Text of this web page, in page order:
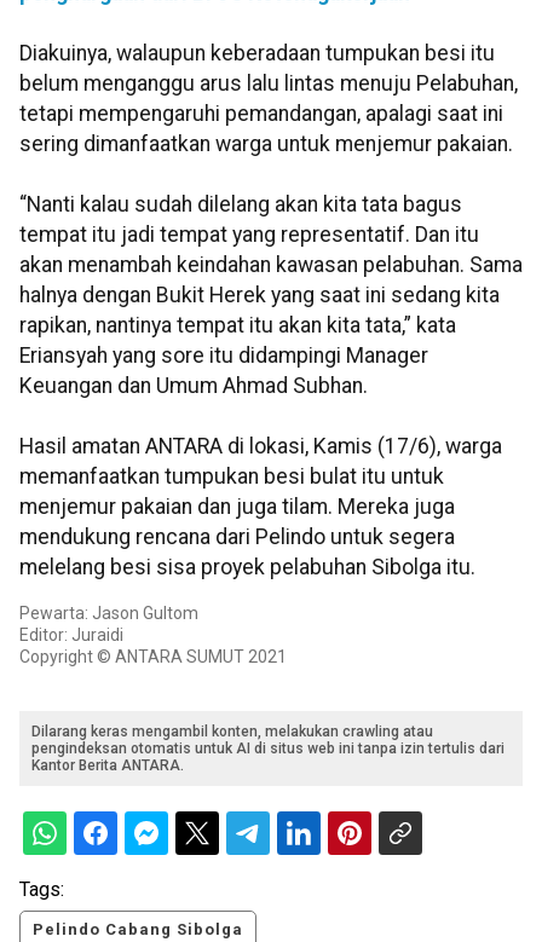
Diakuinya, walaupun keberadaan tumpukan besi itu
belum menganggu arus lalu lintas menuju Pelabuhan,
tetapi mempengaruhi pemandangan, apalagi saat ini
sering dimanfaatkan warga untuk menjemur pakaian.
“Nanti kalau sudah dilelang akan kita tata bagus
tempat itu jadi tempat yang representatif. Dan itu
akan menambah keindahan kawasan pelabuhan. Sama
halnya dengan Bukit Herek yang saat ini sedang kita
rapikan, nantinya tempat itu akan kita tata,” kata
Eriansyah yang sore itu didampingi Manager
Keuangan dan Umum Ahmad Subhan.
Hasil amatan ANTARA di lokasi, Kamis (17/6), warga
memanfaatkan tumpukan besi bulat itu untuk
menjemur pakaian dan juga tilam. Mereka juga
mendukung rencana dari Pelindo untuk segera
melelang besi sisa proyek pelabuhan Sibolga itu.
Pewarta: Jason Gultom
Editor: Juraidi
Copyright © ANTARA SUMUT 2021
Dilarang keras mengambil konten, melakukan crawling atau
pengindeksan otomatis untuk AI di situs web ini tanpa izin tertulis dari
Kantor Berita ANTARA.
Tags:
Pelindo Cabang Sibolga